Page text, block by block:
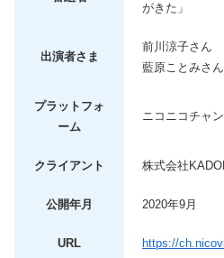
がきた」
出演者さま
前川涼子さん
藍原ことみさん
プラットフォ
ーム
ニコニコチャ
クライアント 株式会社
公開年月 2020年9月
URL https://